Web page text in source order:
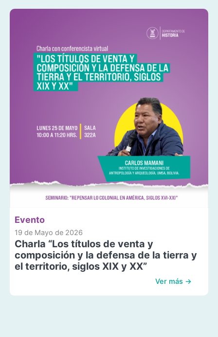
Evento
19 de Mayo de 2026
Charla “Los títulos de venta y
composición y la defensa de la tierra y
el territorio, siglos XIX y XX”
Ver más →